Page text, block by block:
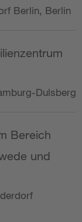
Berlin, Berlin
Dulsberg
Bereich
und